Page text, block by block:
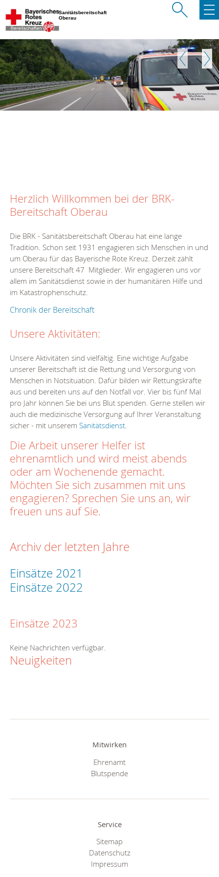
Sanitätsbereitschaft
Oberau
Zurück
Herzlich Willkommen bei der BRK-
Bereitschaft Oberau
Die BRK - Sanitätsbereitschaft Oberau hat eine lange
Tradition. Schon seit 1931 engagieren sich Menschen in und
um Oberau für das Bayerische Rote Kreuz. Derzeit zählt
unsere Bereitschaft 47 Mitglieder. Wir engagieren uns vor
allem im Sanitätsdienst sowie in der humanitären Hilfe und
im Katastrophenschutz.
Chronik der Bereitschaft
Unsere Aktivitäten:
Unsere Aktivitäten sind vielfältig. Eine wichtige Aufgabe
unserer Bereitschaft ist die Rettung und Versorgung von
Menschen in Notsituation. Dafür bilden wir Rettungskräfte
aus und bereiten uns auf den Notfall vor. Vier bis fünf Mal
pro Jahr können Sie bei uns Blut spenden. Gerne stellen wir
auch die medizinische Versorgung auf Ihrer Veranstaltung
sicher - mit unserem Sanitätsdienst.
Die Arbeit unserer Helfer ist
ehrenamtlich und wird meist abends
oder am Wochenende gemacht.
Möchten Sie sich zusammen mit uns
engagieren? Sprechen Sie uns an, wir
freuen uns auf Sie.
Archiv der letzten Jahre
Einsätze 2021
Einsätze 2022
Einsätze 2023
Keine Nachrichten verfügbar.
Neuigkeiten
Mitwirken
Ehrenamt
Blutspende
Service
Sitemap
Datenschutz
Impressum